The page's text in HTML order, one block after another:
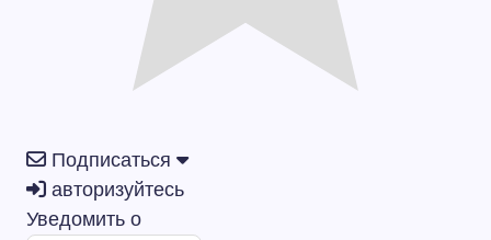
Подписаться
авторизуйтесь
Уведомить о